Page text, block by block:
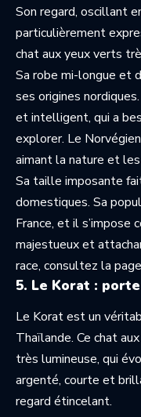
Son regard, oscillant
particulièrement
chat aux yeux verts
Sa robe mi-longue et
ses origines
et intelligent, qui a
explorer. Le
aimant la nature et
Sa taille imposante
domestiques. Sa
France, et il s’impose
majestueux et
race, consultez la
5. Le Korat :
Le Korat est un
Thaïlande. Ce chat
très lumineuse, qui
argenté, courte et
regard étincelant.